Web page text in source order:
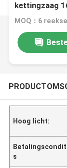
kettingzaag
MOQ：6
Hoog licht:
s